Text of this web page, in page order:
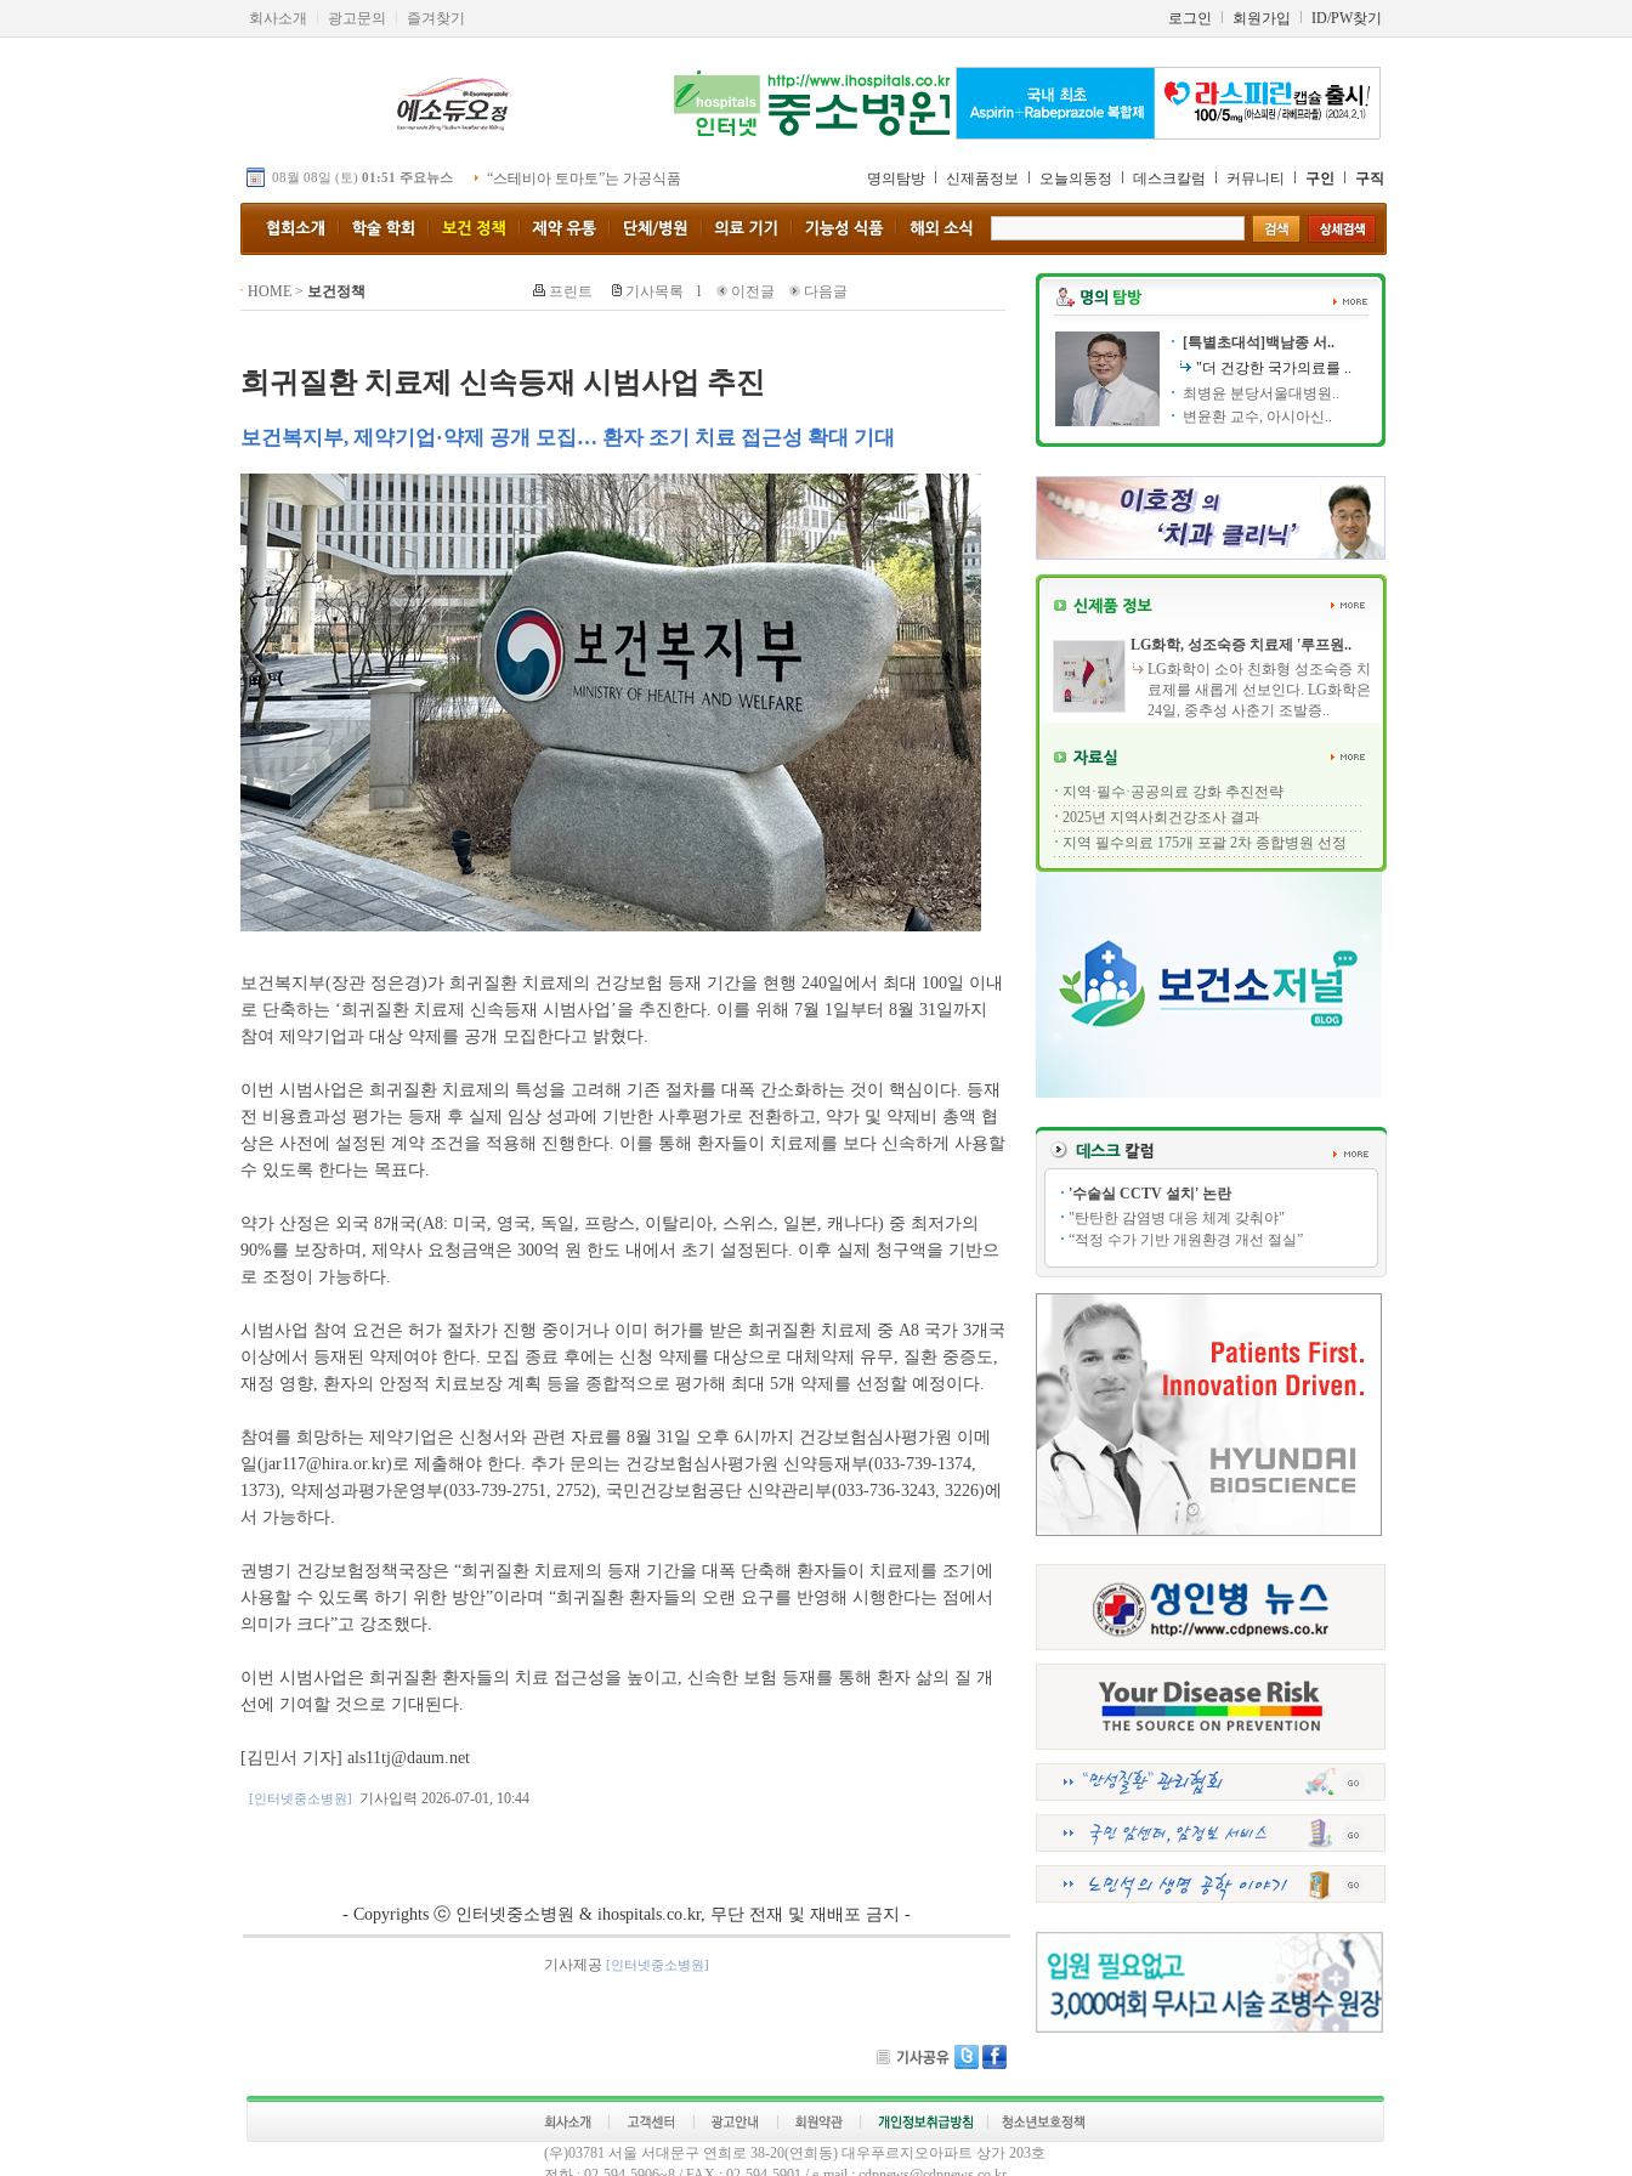
회사소개 광고문의 즐겨찾기 로그인 회원가입 ID/PW찾기
08월 08일 (토) 01:51 주요뉴스 “스테비아 토마토”는 가공식품 명의탐방 신제품정보 오늘의동정 데스크칼럼 커뮤니티 구인 구직
HOME> 보건정책 프린트 기사목록 l 이전글 다음글
희귀질환 치료제 신속등재 시범사업 추진
보건복지부, 제약기업·약제 공개 모집… 환자 조기 치료 접근성 확대 기대
보건복지부(장관 정은경)가 희귀질환 치료제의 건강보험 등재 기간을 현행 240일에서 최대 100일 이내
로 단축하는 ‘희귀질환 치료제 신속등재 시범사업’을 추진한다. 이를 위해 7월 1일부터 8월 31일까지
참여 제약기업과 대상 약제를 공개 모집한다고 밝혔다.
이번 시범사업은 희귀질환 치료제의 특성을 고려해 기존 절차를 대폭 간소화하는 것이 핵심이다. 등재
전 비용효과성 평가는 등재 후 실제 임상 성과에 기반한 사후평가로 전환하고, 약가 및 약제비 총액 협
상은 사전에 설정된 계약 조건을 적용해 진행한다. 이를 통해 환자들이 치료제를 보다 신속하게 사용할
수 있도록 한다는 목표다.
약가 산정은 외국 8개국(A8: 미국, 영국, 독일, 프랑스, 이탈리아, 스위스, 일본, 캐나다) 중 최저가의
90%를 보장하며, 제약사 요청금액은 300억 원 한도 내에서 초기 설정된다. 이후 실제 청구액을 기반으
로 조정이 가능하다.
시범사업 참여 요건은 허가 절차가 진행 중이거나 이미 허가를 받은 희귀질환 치료제 중 A8 국가 3개국
이상에서 등재된 약제여야 한다. 모집 종료 후에는 신청 약제를 대상으로 대체약제 유무, 질환 중증도,
재정 영향, 환자의 안정적 치료보장 계획 등을 종합적으로 평가해 최대 5개 약제를 선정할 예정이다.
참여를 희망하는 제약기업은 신청서와 관련 자료를 8월 31일 오후 6시까지 건강보험심사평가원 이메
일(jar117@hira.or.kr)로 제출해야 한다. 추가 문의는 건강보험심사평가원 신약등재부(033-739-1374,
1373), 약제성과평가운영부(033-739-2751, 2752), 국민건강보험공단 신약관리부(033-736-3243, 3226)에
서 가능하다.
권병기 건강보험정책국장은 “희귀질환 치료제의 등재 기간을 대폭 단축해 환자들이 치료제를 조기에
사용할 수 있도록 하기 위한 방안”이라며 “희귀질환 환자들의 오랜 요구를 반영해 시행한다는 점에서
의미가 크다”고 강조했다.
이번 시범사업은 희귀질환 환자들의 치료 접근성을 높이고, 신속한 보험 등재를 통해 환자 삶의 질 개
선에 기여할 것으로 기대된다.
[김민서 기자] als11tj@daum.net
[인터넷중소병원] 기사입력 2026-07-01, 10:44
- Copyrights ⓒ 인터넷중소병원 & ihospitals.co.kr, 무단 전재 및 재배포 금지 -
기사제공 [인터넷중소병원]
[특별초대석]백남종 서..
"더 건강한 국가의료를 ..
최병윤 분당서울대병원..
변윤환 교수, 아시아신..
LG화학, 성조숙증 치료제 '루프원..
LG화학이 소아 친화형 성조숙증 치
료제를 새롭게 선보인다. LG화학은
24일, 중추성 사춘기 조발증..
지역·필수·공공의료 강화 추진전략
2025년 지역사회건강조사 결과
지역 필수의료 175개 포괄 2차 종합병원 선정
'수술실 CCTV 설치' 논란
"탄탄한 감염병 대응 체계 갖춰야"
“적정 수가 기반 개원환경 개선 절실”
(우)03781 서울 서대문구 연희로 38-20(연희동) 대우푸르지오아파트 상가 203호